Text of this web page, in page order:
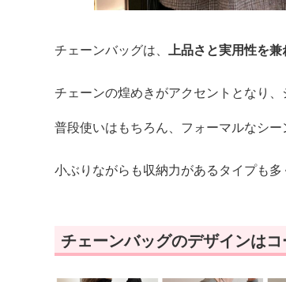
チェーンバッグは、 上品さと実用性を
チェーンの煌めきがアクセントとなり
普段使いはもちろん、フォーマルなシ
小ぶりながらも収納力があるタイプも
チェーンバッグのデザインは